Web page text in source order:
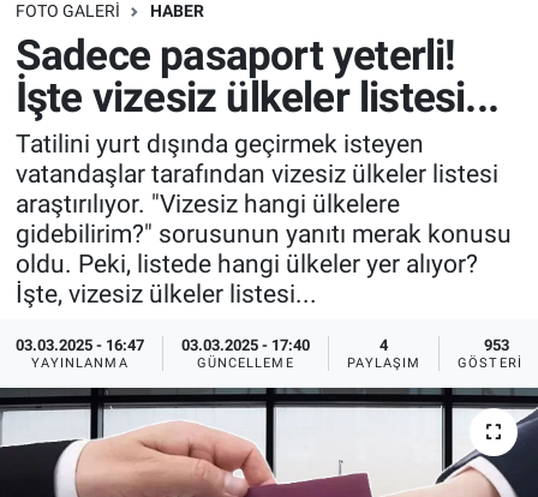
FOTO GALERI HABER
Sadece pasaport yeterli!
İşte vizesiz ülkeler listesi...
Tatilini yurt dışında geçirmek isteyen
vatandaşlar tarafından vizesiz ülkeler listesi
araştırılıyor. "Vizesiz hangi ülkelere
gidebilirim?" sorusunun yanıtı merak konusu
oldu. Peki, listede hangi ülkeler yer alıyor?
İşte, vizesiz ülkeler listesi...
03.03.2025 - 16:47
YAYINLANMA
03.03.2025 - 17:40
GÜNCELLEME
4
PAYLAŞIM
953
GÖSTERIM
Bilim turu
Bilim ve Teknoloji Evreni
Doğa Konuşuyor
Dünya
Ege Saati
Eğitim
Eğlence
Dünya
Teknoloji
Sağlık
Spor
Yayın Akışı
Trafik Durumu
Süper Lig Puan Durumu ve Fikstür
Tüm Manşetler
Son Dakika Haberleri
Haber Arşivi